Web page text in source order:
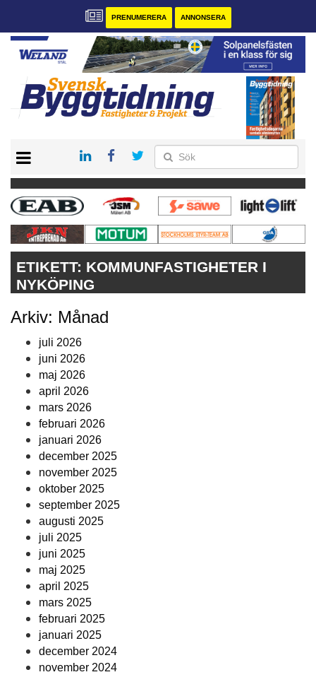
PRENUMERERA ANNONSERA
PRENUMERERA
VÅRA ANDRA MAGASIN
ANNONSERA
KONTAKT
ETIKETT: KOMMUNFASTIGHETER I
NYKÖPING
Arkiv: Månad
juli 2026
juni 2026
maj 2026
april 2026
mars 2026
februari 2026
januari 2026
december 2025
november 2025
oktober 2025
september 2025
augusti 2025
juli 2025
juni 2025
maj 2025
april 2025
mars 2025
februari 2025
januari 2025
december 2024
november 2024